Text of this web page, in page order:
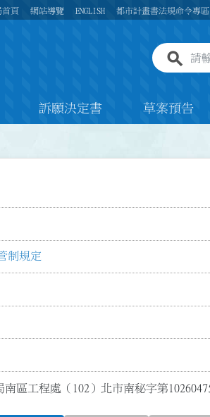
首頁 網站導覽 ENGLISH 都市計畫書法規命令專區
全
訴願決定書 草案預告
制規定
區工程處（102）北市南秘字第